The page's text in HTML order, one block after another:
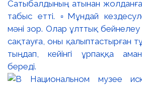
Сатыбалдының атынан
табыс етті. ▫️Мұндай
мәні зор. Олар ұлттық бейнелеу
сақтауға, оны қалыптастырған
тыңдап, кейінгі ұрпаққа
береді.